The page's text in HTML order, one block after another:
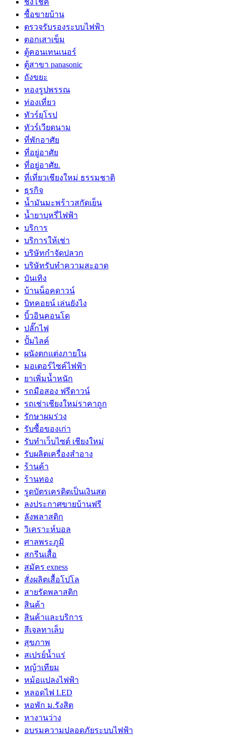
ซื้อขายบ้าน
ตรวจรับรองระบบไฟฟ้า
ตอกเสาเข็ม
ตู้คอนเทนเนอร์
ตู้สาขา panasonic
ถังขยะ
ทองรูปพรรณ
ท่องเที่ยว
ทัวร์ยุโรป
ทัวร์เวียดนาม
ที่พักอาศัย
ที่อยู่อาศัย
ที่อยู่อาศัย.
ที่เที่ยวเชียงใหม่ ธรรมชาติ
ธุรกิจ
น้ำมันมะพร้าวสกัดเย็น
น้ำยาบุหรี่ไฟฟ้า
บริการ
บริการให้เช่า
บริษัทกำจัดปลวก
บริษัทรับทำความสะอาด
บันเทิง
บ้านน็อคดาวน์
บิทคอยน์ เล่นยังไง
บิ้วอินคอนโด
ปลั๊กไฟ
ปั้มไลค์
ผนังตกแต่งภายใน
มอเตอร์ไซค์ไฟฟ้า
ยาเพิ่มน้ำหนัก
รถมือสอง ฟรีดาวน์
รถเช่าเชียงใหม่ราคาถูก
รักษาผมร่วง
รับซื้อของเก่า
รับทำเว็บไซต์ เชียงใหม่
รับผลิตเครื่องสำอาง
ร้านค้า
ร้านทอง
รูดบัตรเครดิตเป็นเงินสด
ลงประกาศขายบ้านฟรี
ลังพลาสติก
วิเคราะห์บอล
ศาลพระภูมิ
สกรีนเสื้อ
สมัคร exness
สั่งผลิตเสื้อโปโล
สายรัดพลาสติก
สินค้า
สินค้าและบริการ
สีเจลทาเล็บ
สุขภาพ
สเปรย์น้ำแร่
หญ้าเทียม
หม้อแปลงไฟฟ้า
หลอดไฟ LED
หอพัก ม.รังสิต
หางานว่าง
อบรมความปลอดภัยระบบไฟฟ้า